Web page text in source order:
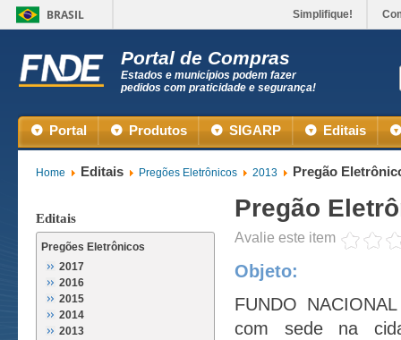
BRASIL Simplifique!
Portal de Compras
Estados e municípios podem fazer
pedidos com praticidade e segurança!
Portal Produtos SIGARP Editais
Home Editais Pregões Eletrônicos 2013 Pregão
Editais
Pregões Eletrônicos
2017
2016
2015
2014
2013
Pregão
Avalie este item
Objeto:
FUNDO
com sede na